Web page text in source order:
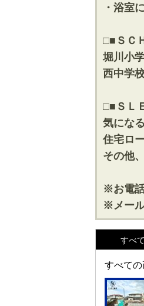
・浴室
□■ＳＣ
堀川小
西中学
□■ＳＬ
気にな
住宅ロ
その他
※お電
※メー
すべ
すべての